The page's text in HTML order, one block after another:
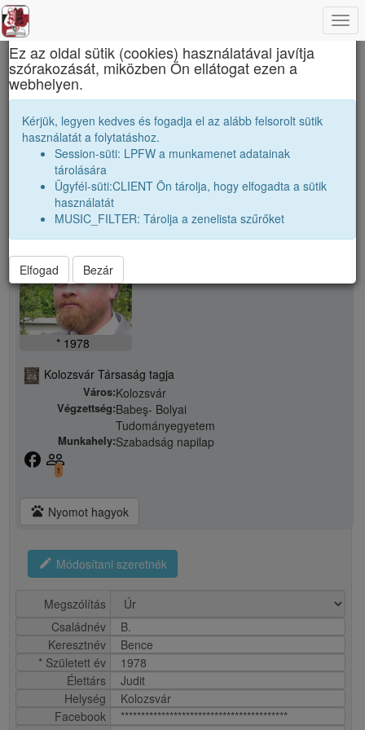
Apáczai Csere János Elméleti Líceum
B. Bence
B. Bence
* 1978
Kolozsvár Társaság tagja
Város:Kolozsvár
Végzettség:Babeş- Bolyai
Tudományegyetem
Munkahely:Szabadság napilap
facebook people_outline
1
pets Nyomot hagyok
edit Módosítani szeretnék
Megszólítás
Családnév
B.
Keresztnév
Bence
* Született év
1978
Élettárs
Judit
Helység
Kolozsvár
Facebook
*****************************************
×
Ez az oldal sütik (cookies) használatával javítja
szórakozását, miközben Ön ellátogat ezen a
webhelyen.
Kérjük, legyen kedves és fogadja el az alább felsorolt sütik
használatát a folytatáshoz.
Session-süti: LPFW a munkamenet adatainak
tárolására
Ügyfél-süti:CLIENT Ön tárolja, hogy elfogadta a sütik
használatát
MUSIC_FILTER: Tárolja a zenelista szűrőket
Elfogad Bezár